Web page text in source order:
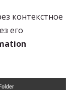
контекстное
его